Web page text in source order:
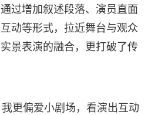
过增加叙述段落、演员直面
动等形式，拉近舞台与观众
景表演的融合，更打破了传
更偏爱小剧场，看演出互动